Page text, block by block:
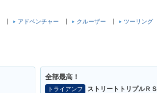
アドベンチャー クルーザー ツーリング
全部最高！
トライアンフ
ストリートトリプルＲＳ